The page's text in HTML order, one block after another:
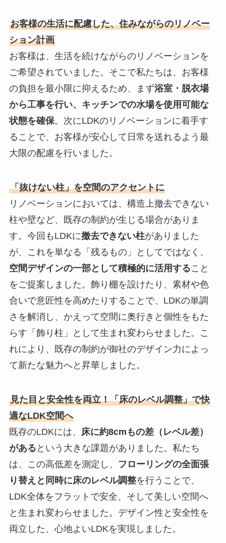
お客様の生活に配慮した、住みながらのリノベー
ション計画
お客様は、生活を続けながらのリノベーションを
ご希望されていました。そこで私たちは、お客様
の負担を最小限に抑えるため、まず浴室・脱衣場
から工事を行い、キッチンでの水場を使用可能な
状態を確保。次にLDKのリノベーションに着手す
ることで、お客様が安心して日常を送れるよう最
大限の配慮を行いました。
「抜けない柱」を空間のアクセントに
リノベーションにおいては、構造上撤去できない
柱や壁など、既存の制約が生じる場合がありま
す。今回もLDKに撤去できない柱がありました
が、これを単なる「残るもの」としてではなく、
空間デザインの一部として積極的に活用すること
をご提案しました。飾り棚を設けたり、素材や色
合いで意匠性を高めたりすることで、LDKの単調
さを解消し、かえって空間に奥行きと個性をもた
らす「飾り柱」として生まれ変わらせました。こ
れにより、既存の制約が御社のデザイン力によっ
て新たな魅力へと昇華しました。
見た目と安全性を両立！「床のレベル調整」で快
適なLDK空間へ
既存のLDKには、
床に約8cmもの差（レベル差）
がある という大きな課題がありました。私たち
は、この高低差を測定し、
フローリングの全面張
り替えと同時に床のレベル調整を行うことで、
LDK全体をフラットで安全、そして美しい空間へ
と生まれ変わらせました。デザイン性と安全性を
両立した、心地よいLDKを実現しました。